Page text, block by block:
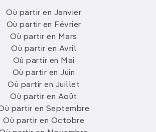
Où partir en Janvier
Où partir en Février
Où partir en Mars
Où partir en Avril
Où partir en Mai
Où partir en Juin
Où partir en Juillet
Où partir en Août
partir en Septembre
Où partir en Octobre